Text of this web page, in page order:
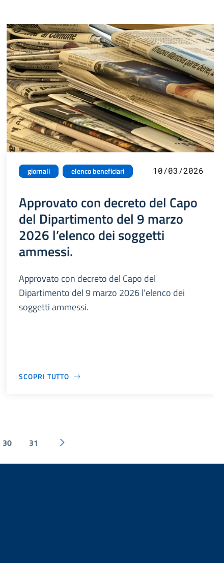
giornali elenco beneficiari 10/03/2026
Approvato con decreto del Capo
del Dipartimento del 9 marzo
2026 l’elenco dei soggetti
ammessi.
Approvato con decreto del Capo del
Dipartimento del 9 marzo 2026 l’elenco dei
soggetti ammessi.
SCOPRI TUTTO
30 31